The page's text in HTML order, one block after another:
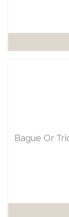
Bague Or